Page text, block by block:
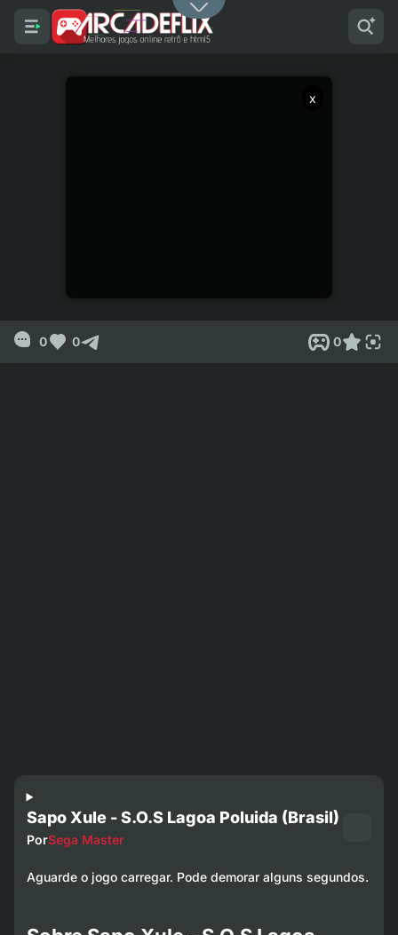
x
0 0 0
Sapo Xule - S.O.S Lagoa Poluida (Brasil)
PorSega Master
Aguarde o jogo carregar. Pode demorar alguns segundos.